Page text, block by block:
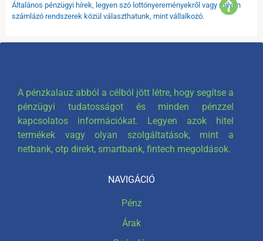
Általános pénzügyi hírek, legyen szó lottónyereményekről vagy milyen
számlázó rendszerek közül választhatunk, mint vállalkozó.
A pénzkalauz abból a célból jött létre, hogy segítse a
pénzügyi tudatosságot és minden pénzzel
kapcsolatos információkat. Legyen azok hitel
termékek vagy olyan szolgáltatások, mint a
netbank, otp direkt, smartbank, fintech megoldások.
NAVIGÁCIÓ
Pénz
Árak